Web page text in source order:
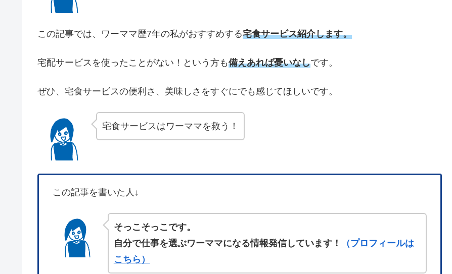
この記事では、ワーママ歴7年の私がおすすめする宅食サービス紹介します。
宅配サービスを使ったことがない！という方も備えあれば憂いなしです。
ぜひ、宅食サービスの便利さ、美味しさをすぐにでも感じてほしいです。
宅食サービスはワーママを救う！
この記事を書いた人↓
そっこそっこです。
自分で仕事を選ぶワーママになる情報発信しています！
（プロフィールは
こちら）